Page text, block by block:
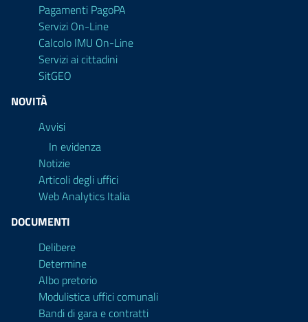
Pagamenti PagoPA
Servizi On-Line
Calcolo IMU On-Line
Servizi ai cittadini
SitGEO
NOVITÀ
Avvisi
In evidenza
Notizie
Articoli degli uffici
Web Analytics Italia
DOCUMENTI
Delibere
Determine
Albo pretorio
Modulistica uffici comunali
Bandi di gara e contratti